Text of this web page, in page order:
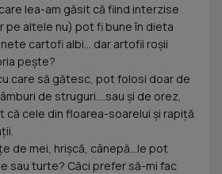
lea-am găsit că fiind interzise
pe altele nu) pot fi bune în dieta
cartofi albi... dar artofii roșii
pește?
care să gătesc, pot folosi doar de
de struguri....sau și de orez,
că cele din floarea-soarelui și rapiță
de mei, hrișcă, cânepă...le pot
sau turte? Căci prefer să-mi fac